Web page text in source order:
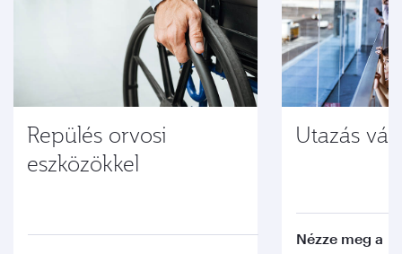
Repülés orvosi
eszközökkel
Utazás
Nézze meg a